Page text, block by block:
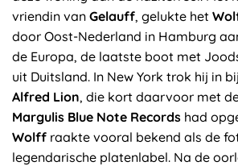
vriendin van Gelauff, gelukte het
door Oost-Nederland in Hamburg
de Europa, de laatste boot met
uit Duitsland. In New York trok hij in
Alfred Lion, die kort daarvoor met
Margulis Blue Note Records had
Wolff raakte vooral bekend als de
legendarische platenlabel. Na de